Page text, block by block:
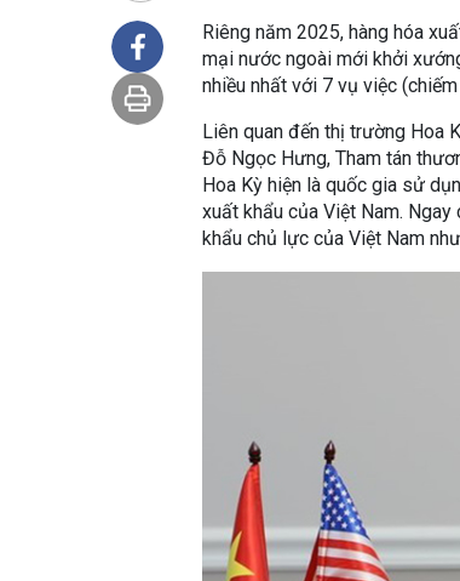
Riêng năm 2025, hàng hóa
mại nước ngoài mới khởi
nhiều nhất với 7 vụ việc
Liên quan đến thị trường Hoa
Đỗ Ngọc Hưng, Tham tán
Hoa Kỳ hiện là quốc gia sử
xuất khẩu của Việt Nam.
khẩu chủ lực của Việt Nam